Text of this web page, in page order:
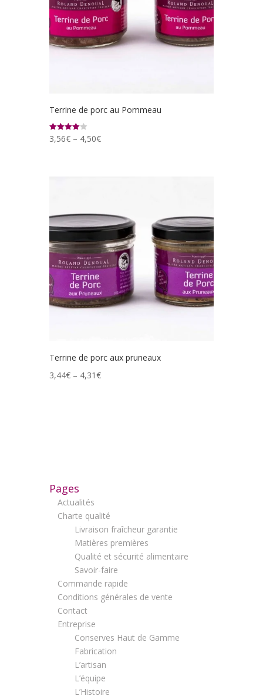
Terrine de porc au Pommeau
Note
4.00
3,56€ – 4,50€
Terrine de porc aux pruneaux
3,44€ – 4,31€
Pages
Actualités
Charte qualité
Livraison fraîcheur garantie
Matières premières
Qualité et sécurité alimentaire
Savoir-faire
Commande rapide
Conditions générales de vente
Contact
Entreprise
Conserves Haut de Gamme
Fabrication
L’artisan
L’équipe
L’Histoire